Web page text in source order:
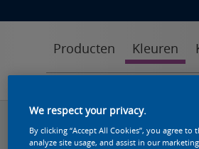
Producten Kleuren
We respect your privacy.
By clicking “Accept All Cookies”, you agree
analyze site usage, and assist in our